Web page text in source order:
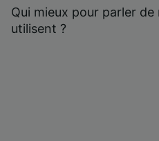
Qui mieux pour parler
utilisent ?